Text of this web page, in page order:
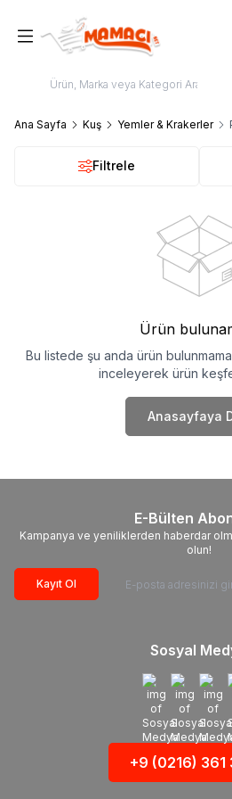
Ana Sayfa Kuş Yemler & Krakerler
Filtrele
Ürün
Bu listede şu anda ürün
inceleyerek ürün
Anasayfaya
E-Bülten
Kampanya ve yeniliklerden haberdar
olun!
Kayıt Ol
Sosyal
+9 (0216) 361